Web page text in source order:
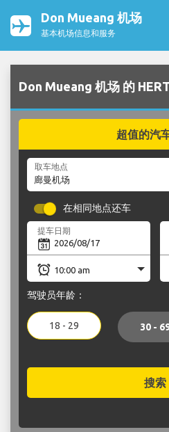
Don Mueang 机场
基本机场信息和服务
Don Mueang 机场 的
超值的汽
取车地点
在相同地点还车
提车日期
驾驶员年龄：
18 - 29 30 -
搜索